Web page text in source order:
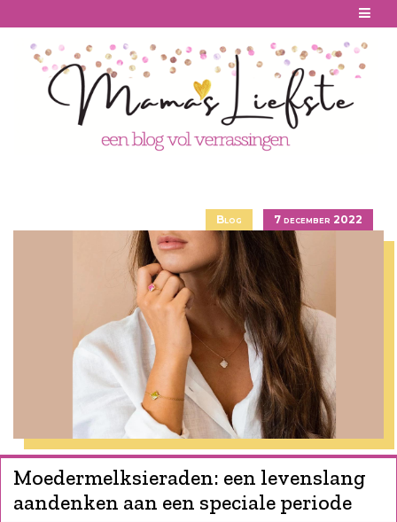
Blog 7 december 2022
Moedermelksieraden: een levenslang
aandenken aan een speciale periode